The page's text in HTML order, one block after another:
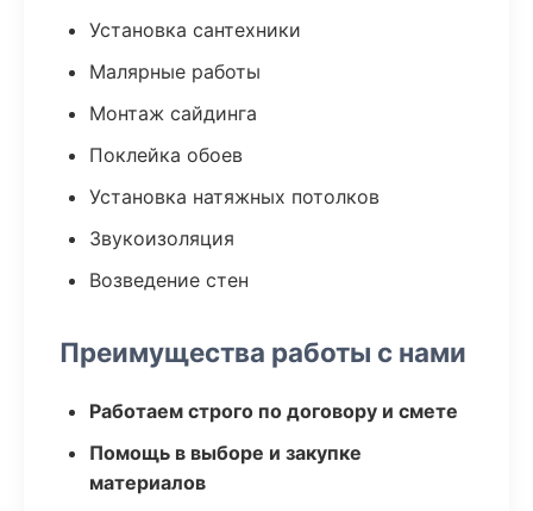
Установка сантехники
Малярные работы
Монтаж сайдинга
Поклейка обоев
Установка натяжных потолков
Звукоизоляция
Возведение стен
Преимущества работы с нами
Работаем строго по договору и смете
Помощь в выборе и закупке
материалов